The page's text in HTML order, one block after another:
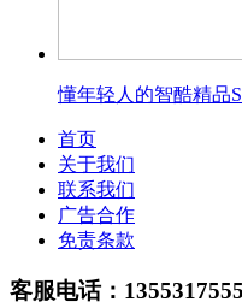
懂年轻人的智酷精品
首页
关于我们
联系我们
广告合作
免责条款
客服电话：